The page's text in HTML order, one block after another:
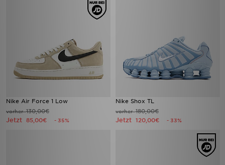
Nike Air Force 1 Low
vorher130,00€
Jetzt 85,00€ - 35%
Nike Shox TL
vorher180,00€
Jetzt 120,00€ - 33%